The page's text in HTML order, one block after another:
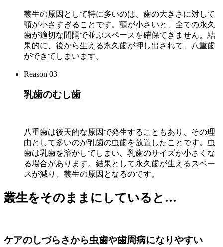
叢生の原因として特に多いのは、歯の大きさに対して
顎が小さすぎることです。顎が小さいと、全ての永久
歯が適切な間隔で並ぶスペースを確保できません。結
果的に、後から生える永久歯が押し出されて、八重歯
ができてしまいます。
Reason 03
乳歯のむし歯
八重歯は後天的な原因で発生することもあり、その理
由として多いのが乳歯の虫歯を放置したことです。虫
歯は乳歯を溶かしてしまい、乳歯のサイズが小さくな
る場合があります。結果として永久歯が生えるスペー
スが減り、叢生の原因となるのです。
叢生をそのままにしていると…
ケアのしづらさから虫歯や歯周病になりやすい